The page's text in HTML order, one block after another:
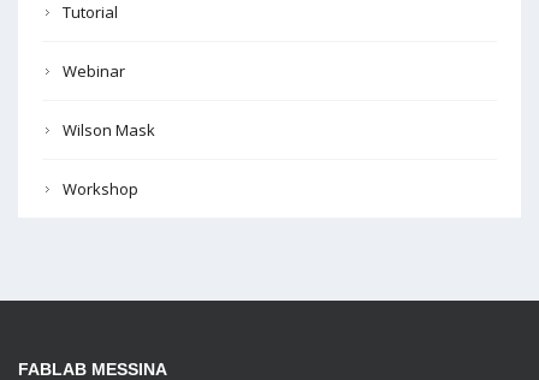
Tutorial
Webinar
Wilson Mask
Workshop
FABLAB MESSINA